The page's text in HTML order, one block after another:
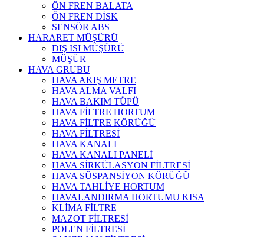
ÖN FREN BALATA
ÖN FREN DİSK
SENSÖR ABS
HARARET MÜŞÜRÜ
DIŞ ISI MÜŞÜRÜ
MÜŞÜR
HAVA GRUBU
HAVA AKIŞ METRE
HAVA ALMA VALFI
HAVA BAKIM TÜPÜ
HAVA FİLTRE HORTUM
HAVA FİLTRE KÖRÜĞÜ
HAVA FİLTRESİ
HAVA KANALI
HAVA KANALI PANELİ
HAVA SİRKÜLASYON FİLTRESİ
HAVA SÜSPANSİYON KÖRÜĞÜ
HAVA TAHLİYE HORTUM
HAVALANDIRMA HORTUMU KISA
KLİMA FİLTRE
MAZOT FİLTRESİ
POLEN FİLTRESİ